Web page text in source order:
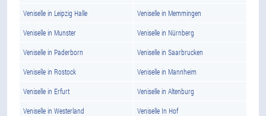
Veniselle in Leipzig Halle Veniselle in Memmingen
Veniselle in Munster Veniselle in Nürnberg
Veniselle in Paderborn Veniselle in Saarbrucken
Veniselle in Rostock Veniselle in Mannheim
Veniselle in Erfurt Veniselle in Altenburg
Veniselle in Westerland Veniselle In Hof